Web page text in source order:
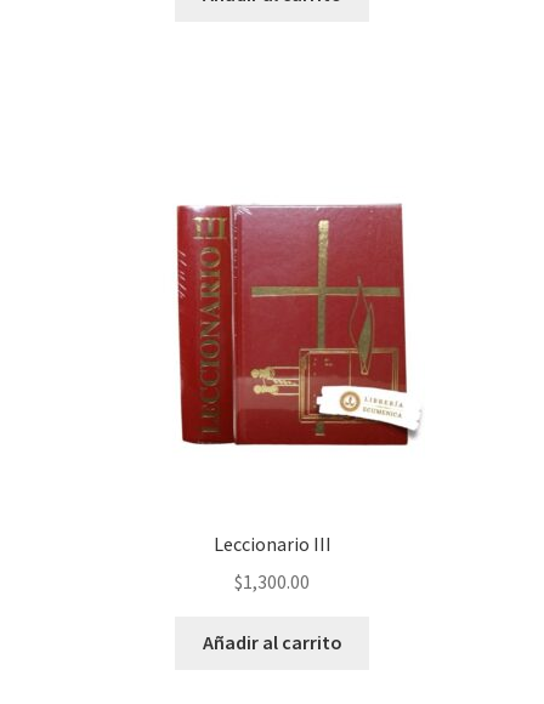
Leccionario III
$1,300.00
Añadir al carrito